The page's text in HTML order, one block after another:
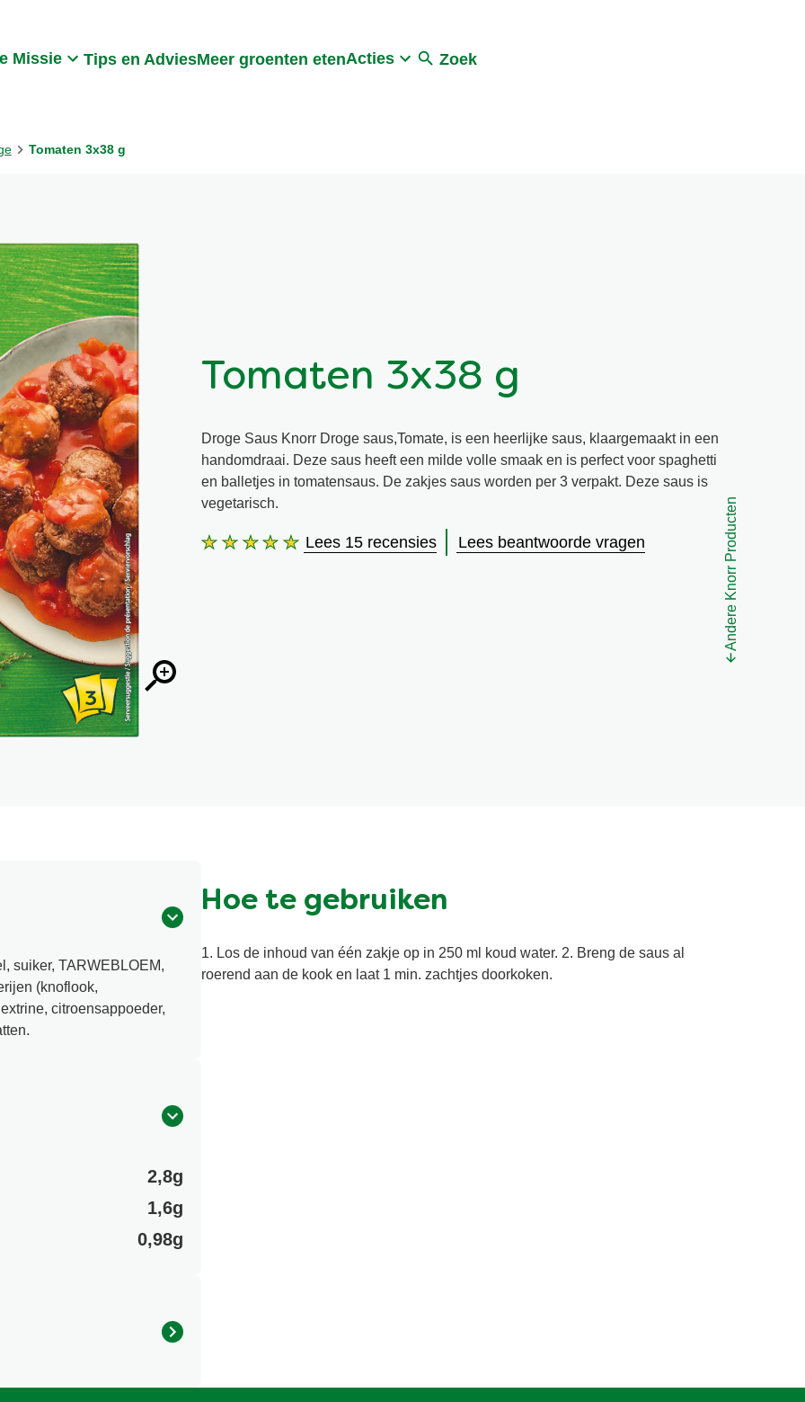
Missie Tips en AdviesMeer groenten etenActies Zoek
Tomaten 3x38 g
Tomaten 3x38 g
Droge Saus Knorr Droge saus,Tomate, is een heerlijke saus, klaargemaakt in een
handomdraai. Deze saus heeft een milde volle smaak en is perfect voor spaghetti
en balletjes in tomatensaus. De zakjes saus worden per 3 verpakt. Deze saus is
vegetarisch.
De
Lees 15 recensies Lees beantwoorde vragen Andere Knorr Producten
suiker, TARWEBLOEM,
(knoflook,
citroensappoeder,
2,8g
1,6g
0,98g
Hoe te gebruiken
1. Los de inhoud van één zakje op in 250 ml koud water. 2. Breng de saus al
roerend aan de kook en laat 1 min. zachtjes doorkoken.